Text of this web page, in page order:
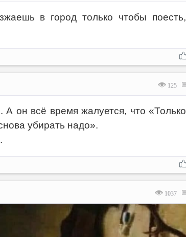
в город только чтобы поесть,
125
он всё время жалуется, что «Только
убирать надо».
1037